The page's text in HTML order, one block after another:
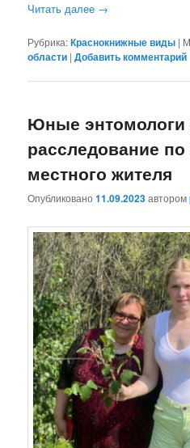
Читать далее →
Рубрика:Краснокнижные виды |
области |Добавить комментарий
Юные энтомологи
расследование по
местного жителя
Опубликовано11.09.2023автором